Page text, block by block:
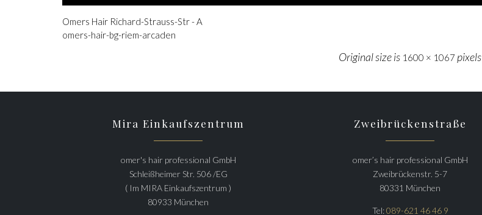
Omers Hair Richard-Strauss-Str - A
omers-hair-bg-riem-arcaden
Original size is 1600 × 1067 pixels
Mira Einkaufszentrum
omer's hair professional GmbH
Schleißheimer Str. 506 /EG
( Im MIRA Einkaufszentrum )
80933 München
Zweibrückenstraße
omer’s hair professional GmbH
Zweibrückenstr. 5-7
80331 München
Tel:089-621 46 46 9